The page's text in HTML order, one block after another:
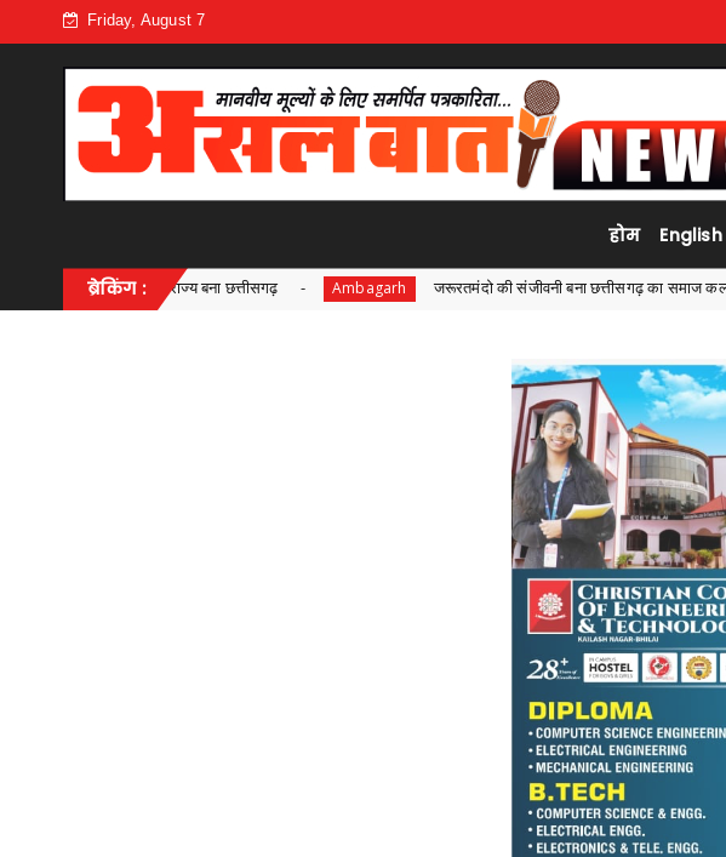
Friday, August 7
होम English
ब्रेकिंग :
Ambagarh जरूरतमंदो की संजीवनी बना छत्तीसगढ़ का समाज कल्याण मॉडल,सामाजिक सुरक्षा से आत्मनिर्भरता की